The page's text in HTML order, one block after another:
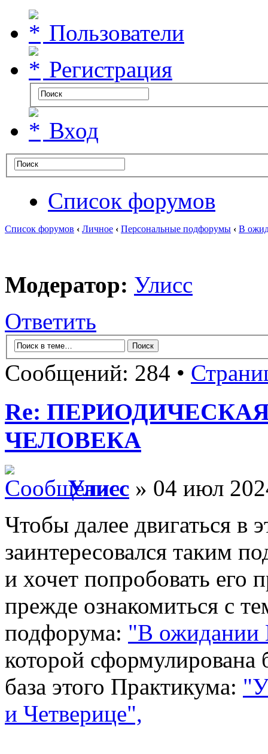
Пользователи
Регистрация
Вход
Список форумов
Список форумов ‹ Личное ‹ Персональные подфорумы ‹ В
Модератор: Улисс
Ответить
Сообщений: 284 •
Re:
ЧЕЛОВЕКА
Улисс » 04 июл
Чтобы далее двигаться в
заинтересовался таким
и хочет попробовать его
прежде ознакомиться с
подфорума: "В ожидании
которой сформулирована
база этого Практикума:
и Четверице",